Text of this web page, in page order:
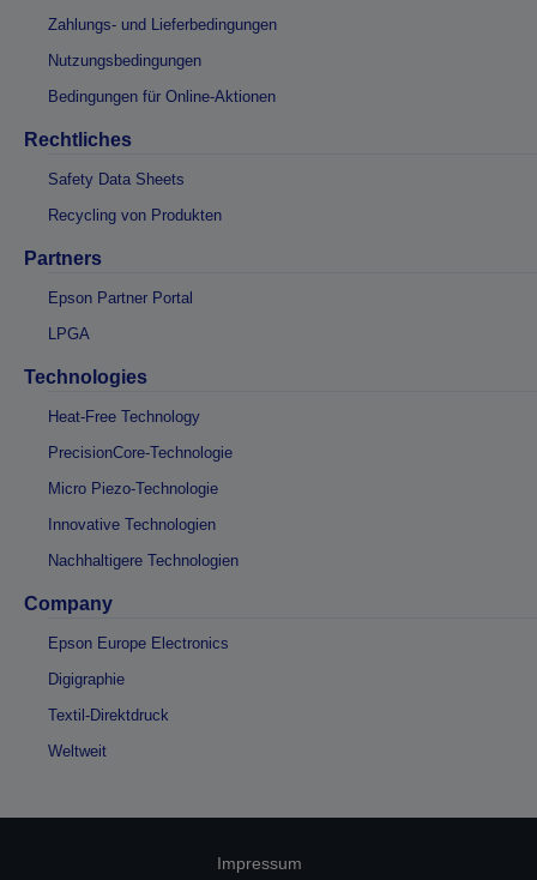
Zahlungs- und Lieferbedingungen
Nutzungsbedingungen
Bedingungen für Online-Aktionen
Rechtliches
Safety Data Sheets
Recycling von Produkten
Partners
Epson Partner Portal
LPGA
Technologies
Heat-Free Technology
PrecisionCore-Technologie
Micro Piezo-Technologie
Innovative Technologien
Nachhaltigere Technologien
Company
Epson Europe Electronics
Digigraphie
Textil-Direktdruck
Weltweit
Impressum